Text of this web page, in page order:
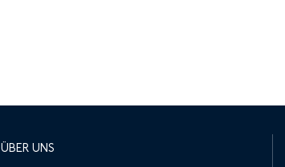
ÜBER UNS